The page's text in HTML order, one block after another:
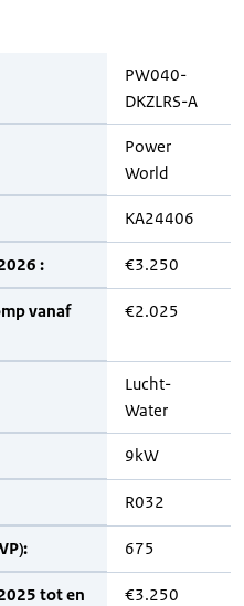
PW040-
DKZLRS-A
Power
World
KA24406
: €3.250
vanaf
€2.025
Lucht-
Water
9kW
R032
675
tot en
€3.250